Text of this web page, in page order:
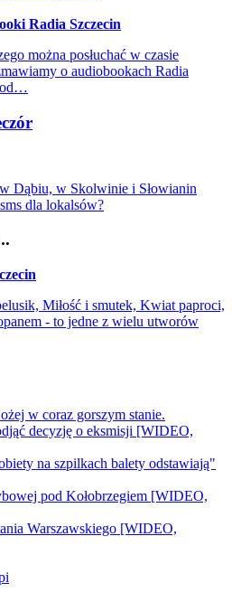
Radia Szczecin
można posłuchać w czasie
o audiobookach Radia
Dąbiu, w Skolwinie i Słowianin
dla lokalsów?
Miłość i smutek, Kwiat paproci,
- to jedne z wielu utworów
w coraz gorszym stanie.
decyzję o eksmisji [WIDEO,
na szpilkach balety odstawiają"
pod Kołobrzegiem [WIDEO,
Warszawskiego [WIDEO,